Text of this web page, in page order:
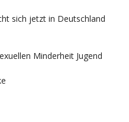
sich jetzt in Deutschland
Minderheit Jugend